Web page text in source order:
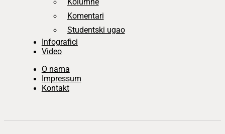
Kolumne
Komentari
Studentski ugao
Infografici
Video
O nama
Impressum
Kontakt